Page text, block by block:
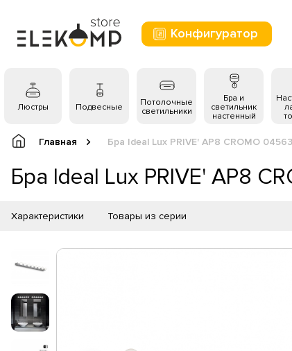
Конфигуратор
Люстры Подвесные
Потолочные
светильники
Бра и
светильник
настенный
Главная Бра Ideal Lux PRIVE' AP8 CROMO
Бра Ideal Lux PRIVE' AP8
Характеристики Товары из серии